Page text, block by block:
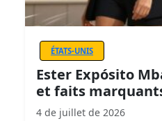
ÉTATS-UNIS
Ester Expósito
et faits
4 de juillet de 2026